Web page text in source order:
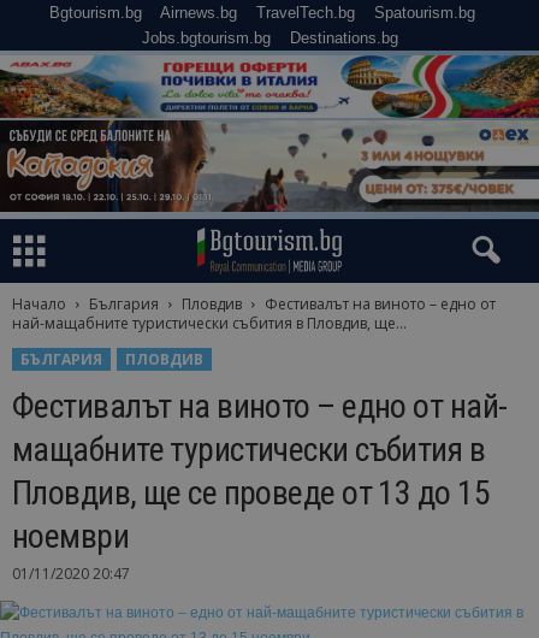
Bgtourism.bg Airnews.bg TravelTech.bg
Spatourism.bg
Jobs.bgtourism.bg
Destinations.bg
Начало България Пловдив
Фестивалът на виното – едно от
най-мащабните туристически събития в Пловдив, ще...
БЪЛГАРИЯ
ПЛОВДИВ
Фестивалът на виното – едно от най-
мащабните туристически събития в
Пловдив, ще се проведе от 13 до 15
ноември
01/11/2020 20:47